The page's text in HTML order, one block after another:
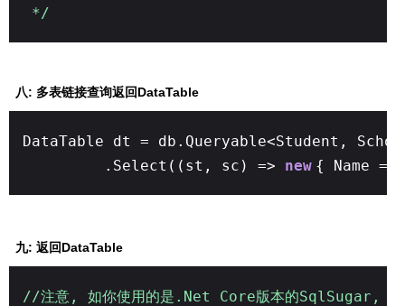
*/
八: 多表链接查询返回DataTable
DataTable dt = db.Queryable<Student,
.Select((st, sc) => new { Name =
九: 返回DataTable
//注意, 如你使用的是.Net Core版本的SqlSugar,